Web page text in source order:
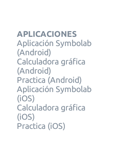
APLICACIONES
Aplicación Symbolab
(Android)
Calculadora gráfica
(Android)
Practica (Android)
Aplicación Symbolab
(iOS)
Calculadora gráfica
(iOS)
Practica (iOS)